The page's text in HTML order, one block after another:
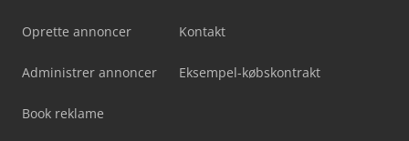
Oprette annoncer
Administrer annoncer
Book reklame
Kontakt
Eksempel-købskontrakt